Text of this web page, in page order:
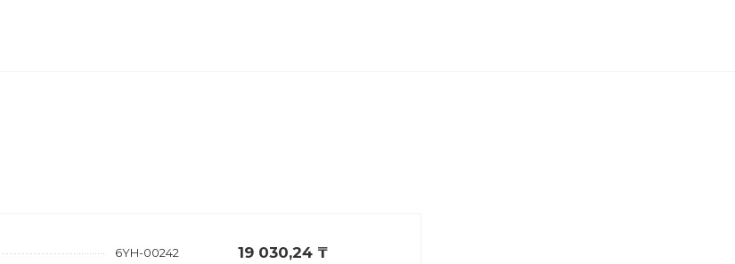
6YH-00242
19 030,24 ₸